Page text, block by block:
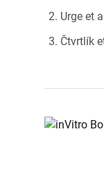
Urge et
Čtvrtlík